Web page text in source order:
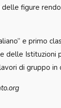
delle figure
e primo
delle
di gruppo in